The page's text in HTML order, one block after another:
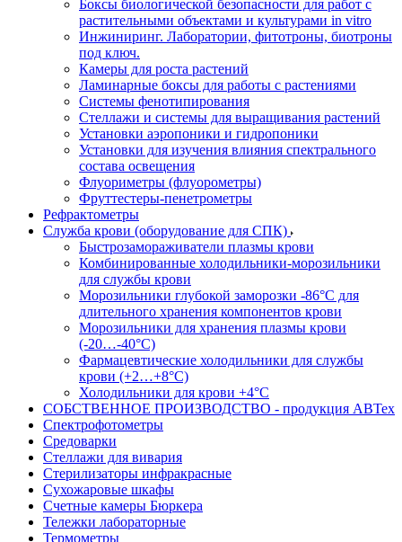
Боксы биологической безопасности для работ с
растительными объектами и культурами in vitro
Инжиниринг. Лаборатории, фитотроны, биотроны
под ключ.
Камеры для роста растений
Ламинарные боксы для работы с растениями
Системы фенотипирования
Стеллажи и системы для выращивания растений
Установки аэропоники и гидропоники
Установки для изучения влияния спектрального
состава освещения
Флуориметры (флуорометры)
Фруттестеры-пенетрометры
Рефрактометры
Служба крови (оборудование для СПК)
Быстрозамораживатели плазмы крови
Комбинированные холодильники-морозильники
для службы крови
Морозильники глубокой заморозки -86°С для
длительного хранения компонентов крови
Морозильники для хранения плазмы крови
(-20…-40°С)
Фармацевтические холодильники для службы
крови (+2…+8°С)
Холодильники для крови +4°С
СОБСТВЕННОЕ ПРОИЗВОДСТВО - продукция АВТех
Спектрофотометры
Средоварки
Стеллажи для вивария
Стерилизаторы инфракрасные
Сухожаровые шкафы
Счетные камеры Бюркера
Тележки лабораторные
Термометры